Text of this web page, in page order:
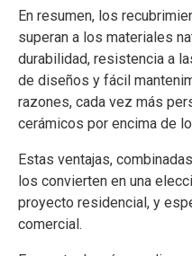
En resumen, los
superan a los materiales
durabilidad, resistencia a
de diseños y fácil
razones, cada vez más
cerámicos por encima de
Estas ventajas,
los convierten en una
proyecto residencial, y
comercial.